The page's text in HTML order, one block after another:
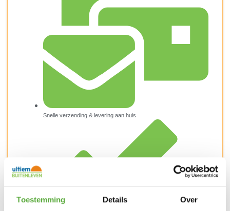
Toestemming Details Over
Snelle verzending & levering aan huis